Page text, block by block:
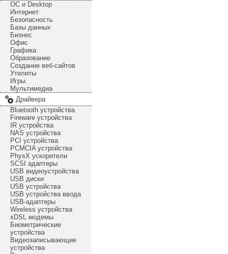
ОС и Desktop
Интернет
Безопасность
Базы данных
Бизнес
Офис
Графика
Образование
Создание веб-сайтов
Утилиты
Игры
Мультимедиа
Драйвера
Bluetooth устройства
Fireware устройства
IR устройства
NAS устройства
PCI устройства
PCMCIA устройства
PhysX ускорители
SCSI адаптеры
USB видеоустройства
USB диски
USB устройства
USB устройства ввода
USB-адаптеры
Wireless устройства
xDSL модемы
Биометрические
устройства
Видеозаписывающие
устройства